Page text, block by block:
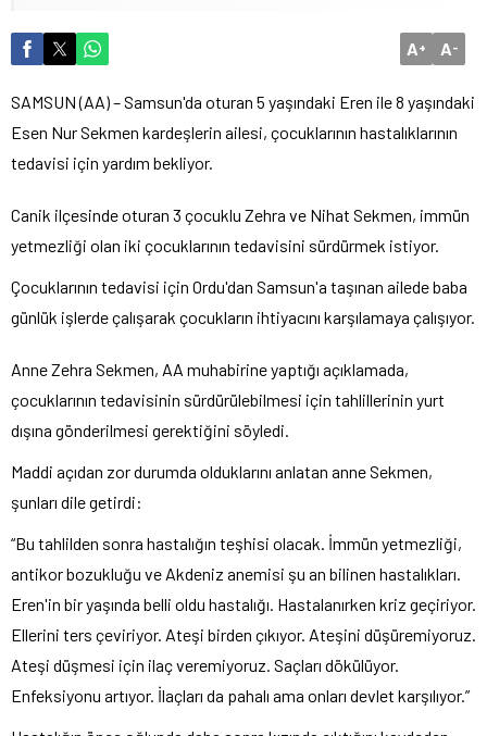
A+ A-
SAMSUN (AA) – Samsun'da oturan 5 yaşındaki Eren ile 8 yaşındaki
Esen Nur Sekmen kardeşlerin ailesi, çocuklarının hastalıklarının
tedavisi için yardım bekliyor.
Canik ilçesinde oturan 3 çocuklu Zehra ve Nihat Sekmen, immün
yetmezliği olan iki çocuklarının tedavisini sürdürmek istiyor.
Çocuklarının tedavisi için Ordu'dan Samsun'a taşınan ailede baba
günlük işlerde çalışarak çocukların ihtiyacını karşılamaya çalışıyor.
Anne Zehra Sekmen, AA muhabirine yaptığı açıklamada,
çocuklarının tedavisinin sürdürülebilmesi için tahlillerinin yurt
dışına gönderilmesi gerektiğini söyledi.
Maddi açıdan zor durumda olduklarını anlatan anne Sekmen,
şunları dile getirdi:
“Bu tahlilden sonra hastalığın teşhisi olacak. İmmün yetmezliği,
antikor bozukluğu ve Akdeniz anemisi şu an bilinen hastalıkları.
Eren'in bir yaşında belli oldu hastalığı. Hastalanırken kriz geçiriyor.
Ellerini ters çeviriyor. Ateşi birden çıkıyor. Ateşini düşüremiyoruz.
Ateşi düşmesi için ilaç veremiyoruz. Saçları dökülüyor.
Enfeksiyonu artıyor. İlaçları da pahalı ama onları devlet karşılıyor.”